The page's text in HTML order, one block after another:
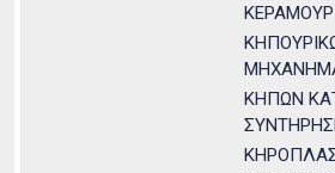
ΚΗΠΩΝ